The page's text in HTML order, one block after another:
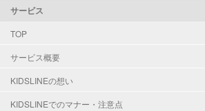
サービス
TOP
サービス概要
KIDSLINEの想い
KIDSLINEでのマナー・注意点